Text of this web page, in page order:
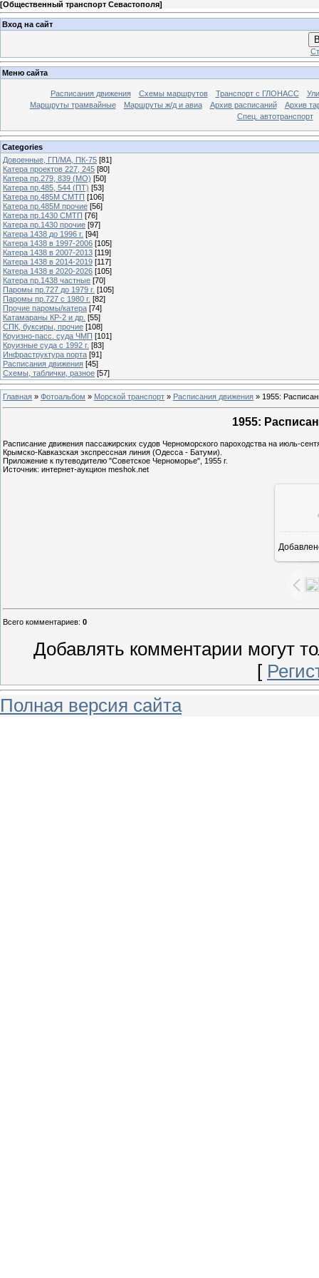
[Общественный транспорт Севастополя]
Вход на сайт
Меню сайта
Расписания движения Схемы маршрутов Транспорт с ГЛОНАСС
Маршруты трамвайные
Маршруты ж/д и авиа Архив расписаний
Архив
Спец. автотранспорт
Categories
Довоенные, ГП/МА, ПК-75 [81]
Катера проектов 227, 245 [80]
Катера пр.279, 839 (МО) [50]
Катера пр.485, 544 (ПТ) [53]
Катера пр.485М СМТП [106]
Катера пр.485М прочие [56]
Катера пр.1430 СМТП [76]
Катера пр.1430 прочие [97]
Катера 1438 до 1996 г. [94]
Катера 1438 в 1997-2006 [105]
Катера 1438 в 2007-2013 [119]
Катера 1438 в 2014-2019 [117]
Катера 1438 в 2020-2026 [105]
Катера пр.1438 частные [70]
Паромы пр.727 до 1979 г. [105]
Паромы пр.727 с 1980 г. [82]
Прочие паромы/катера [74]
Катамараны КР-2 и др. [55]
СПК, буксиры, прочие [108]
Круизно-пасс. суда ЧМП [101]
Круизные суда с 1992 г. [83]
Инфраструктура порта [91]
Расписания движения [45]
Схемы, таблички, разное [57]
Главная » Фотоальбом » Морской транспорт » Расписания движения » 1955:
1955:
Расписание движения пассажирских судов Черноморского пароходства на июль-
Крымско-Кавказская экспрессная линия (Одесса - Батуми).
Приложение к путеводителю "Советское Черноморье", 1955 г.
Источник: интернет-аукцион meshok.net
Всего комментариев: 0
Добавлять комментарии могут
[
Полная версия сайта